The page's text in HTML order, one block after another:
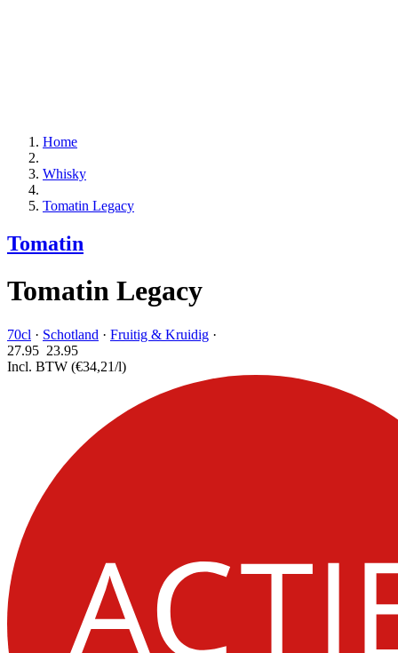
Home
Whisky
Tomatin Legacy
Tomatin
Tomatin Legacy
70cl · Schotland · Fruitig & Kruidig ·
27.95 23.95
Incl. BTW (€34,21/l)